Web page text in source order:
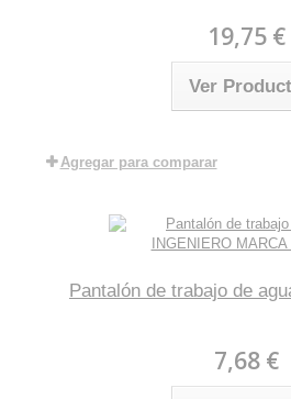
19,75 €
Ver
Agregar para comparar
Pantalón de trabajo de
7,68 €